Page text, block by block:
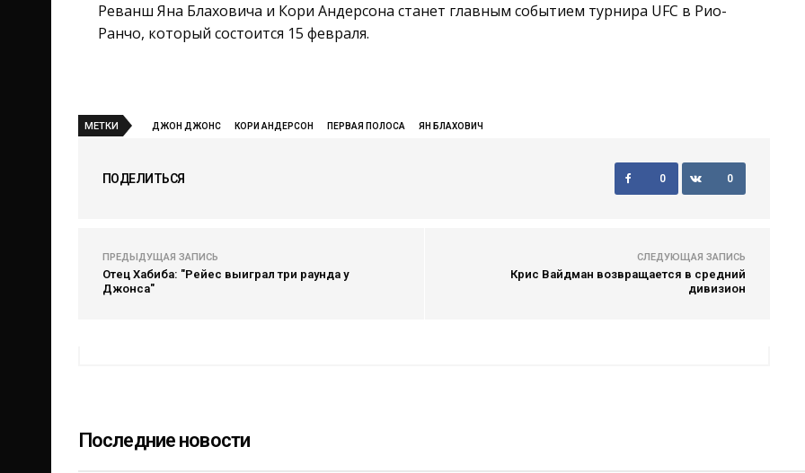
Реванш Яна Блаховича и Кори Андерсона станет главным событием турнира UFC в Рио-
Ранчо, который состоится 15 февраля.
МЕТКИ ДЖОН ДЖОНС КОРИ АНДЕРСОН ПЕРВАЯ ПОЛОСА ЯН БЛАХОВИЧ
ПОДЕЛИТЬСЯ 0 0
ПРЕДЫДУЩАЯ ЗАПИСЬ
Отец Хабиба: "Рейес выиграл три раунда у
Джонса"
СЛЕДУЮЩАЯ ЗАПИСЬ
Крис Вайдман возвращается в средний
дивизион
Последние новости